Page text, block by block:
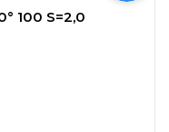
100 S=2,0